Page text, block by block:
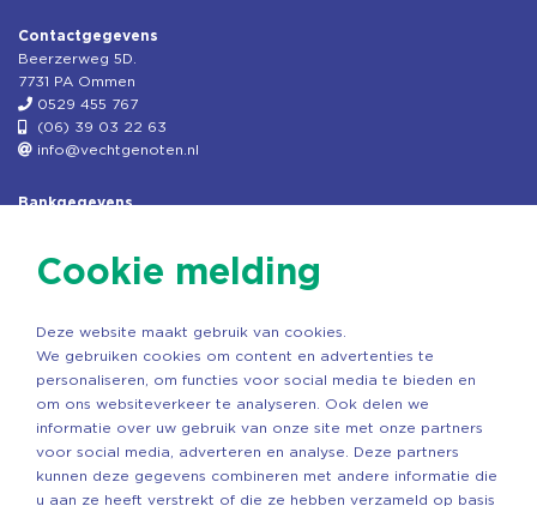
Contactgegevens
Beerzerweg 5D.
7731 PA Ommen
0529 455 767
(06) 39 03 22 63
info@vechtgenoten.nl
Bankgegevens
Rek.nr: NL85RABO0127579230
Copyright ©2026 Vechtgenoten
Cookie melding
Deze website maakt gebruik van cookies.
We gebruiken cookies om content en advertenties te
personaliseren, om functies voor social media te bieden en
om ons websiteverkeer te analyseren. Ook delen we
informatie over uw gebruik van onze site met onze partners
voor social media, adverteren en analyse. Deze partners
kunnen deze gegevens combineren met andere informatie die
u aan ze heeft verstrekt of die ze hebben verzameld op basis